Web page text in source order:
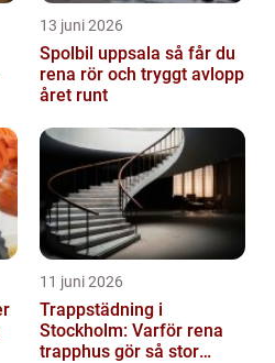
13 juni 2026
Spolbil uppsala så får du
rena rör och tryggt avlopp
året runt
11 juni 2026
Trappstädning i
Stockholm: Varför rena
trapphus gör så stor